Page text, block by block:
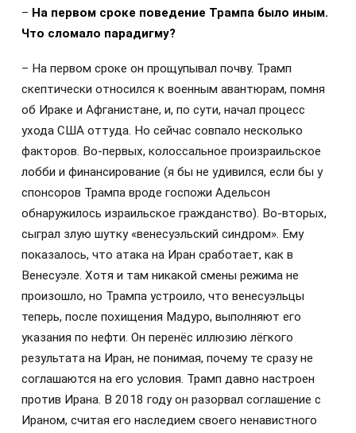
– На первом сроке поведение Трампа было иным.
Что сломало парадигму?
– На первом сроке он прощупывал почву. Трамп
скептически относился к военным авантюрам, помня
об Ираке и Афганистане, и, по сути, начал процесс
ухода США оттуда. Но сейчас совпало несколько
факторов. Во-первых, колоссальное произраильское
лобби и финансирование (я бы не удивился, если бы у
спонсоров Трампа вроде госпожи Адельсон
обнаружилось израильское гражданство). Во-вторых,
сыграл злую шутку «венесуэльский синдром». Ему
показалось, что атака на Иран сработает, как в
Венесуэле. Хотя и там никакой смены режима не
произошло, но Трампа устроило, что венесуэльцы
теперь, после похищения Мадуро, выполняют его
указания по нефти. Он перенёс иллюзию лёгкого
результата на Иран, не понимая, почему те сразу не
соглашаются на его условия. Трамп давно настроен
против Ирана. В 2018 году он разорвал соглашение с
Ираном, считая его наследием своего ненавистного